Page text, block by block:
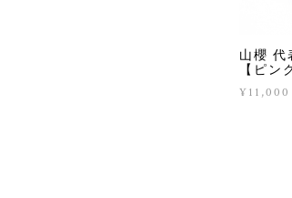
山櫻 代
【ピン
¥11,000